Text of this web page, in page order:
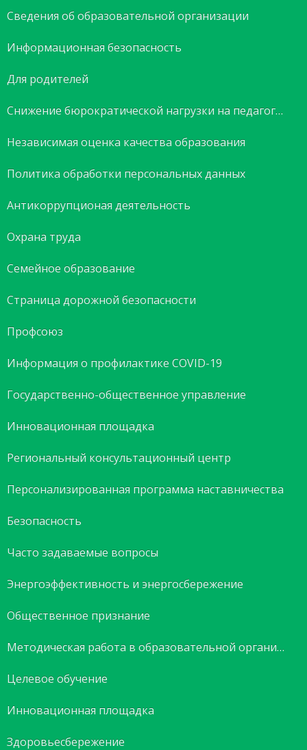
Сведения об образовательной организации
Информационная безопасность
Для родителей
Снижение бюрократической нагрузки на педагогов
Независимая оценка качества образования
Политика обработки персональных данных
Антикоррупционая деятельность
Охрана труда
Семейное образование
Страница дорожной безопасности
Профсоюз
Информация о профилактике COVID-19
Государственно-общественное управление
Инновационная площадка
Региональный консультационный центр
Персонализированная программа наставничества
Безопасность
Часто задаваемые вопросы
Энергоэффективность и энергосбережение
Общественное признание
Методическая работа в образовательной организации
Целевое обучение
Инновационная площадка
Здоровьесбережение